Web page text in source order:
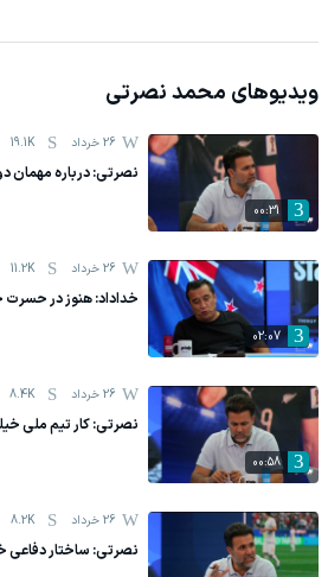
ویدیوهای محمد نصرتی
00:31
26 خرداد 19.1K
نصرتی: درباره مهمان
02:07
26 خرداد 11.2K
خداداد: هنوز در حسرت جام
00:58
26 خرداد 8.4K
نصرتی: کار تیم ملی
26 خرداد 8.2K
نصرتی: ساختار دفاعی